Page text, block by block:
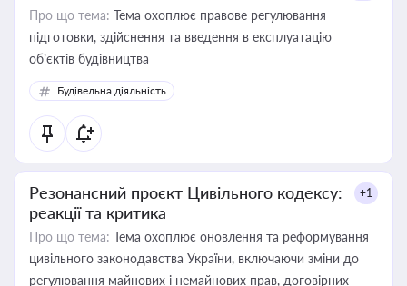
Про що тема: Тема охоплює правове регулювання
підготовки, здійснення та введення в експлуатацію
об’єктів будівництва
Будівельна діяльність
Резонансний проєкт Цивільного кодексу:
реакції та критика
+1
Про що тема: Тема охоплює оновлення та реформування
цивільного законодавства України, включаючи зміни до
регулювання майнових і немайнових прав, договірних